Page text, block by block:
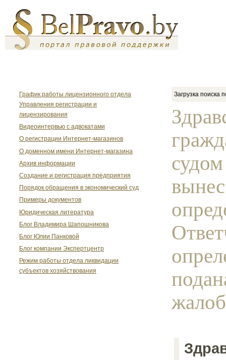
График работы лицензионного отдела
Управления регистрации и
лицензирования
Видеоинтервью с адвокатами
О регистрации Интернет-магазинов
О доменном имени Интернет-магазина
Архив информации
Создание и регистрация предприятия
Порядок обращения в экономический суд
Примеры документов
Юридическая литература
Блог Владимира Шапошникова
Блог Юлии Панковой
Блог компании Экспертцентр
Режим работы отдела ликвидации
субъектов хозяйствования
Загрузка поиска